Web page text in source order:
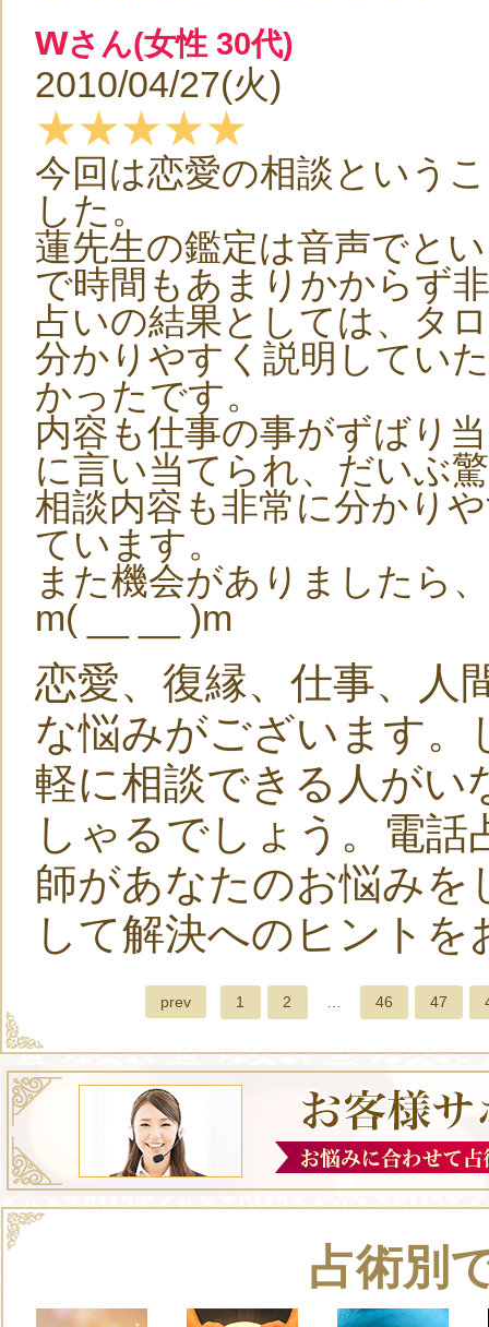
wさん(女性 30代)
2010/04/27(火)
★★★★★
今回は恋愛の相談という
した。
蓮先生の鑑定は音声でと
で時間もあまりかからず
占いの結果としては、タ
分かりやすく説明してい
かったです。
内容も仕事の事がずばり
に言い当てられ、だいぶ
相談内容も非常に分かり
ています。
また機会がありましたら
m( __ __ )m
恋愛、復縁、仕事、人
な悩みがございます
軽に相談できる人がい
しゃるでしょう。電
師があなたのお悩みを
して解決へのヒントを
prev 1 2 … 46 47
占術別